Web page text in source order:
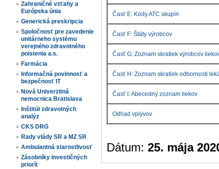
Zahraničné vzťahy a
Európska únia
Generická preskripcia
Spoločnosť pre zavedenie
unitárneho systému
verejného zdravotného
poistenia a.s.
Farmácia
Informačná povinnosť a
bezpečnosť IT
Nová Univerzitná
nemocnica Bratislava
Inštitút zdravotných
analýz
CKS DRG
Rady vlády SR a MZ SR
Ambulantná starostlivosť
Zásobníky investičných
priorít
Časť E: Kódy ATC skupín
Časť F: Štáty výrobcov
Časť G: Zoznam skratiek výrobcov
Časť H: Zoznam skratiek odbornosti
Časť I: Abecedný zoznam liekov
Odhad vplyvov
Dátum: 25. mája